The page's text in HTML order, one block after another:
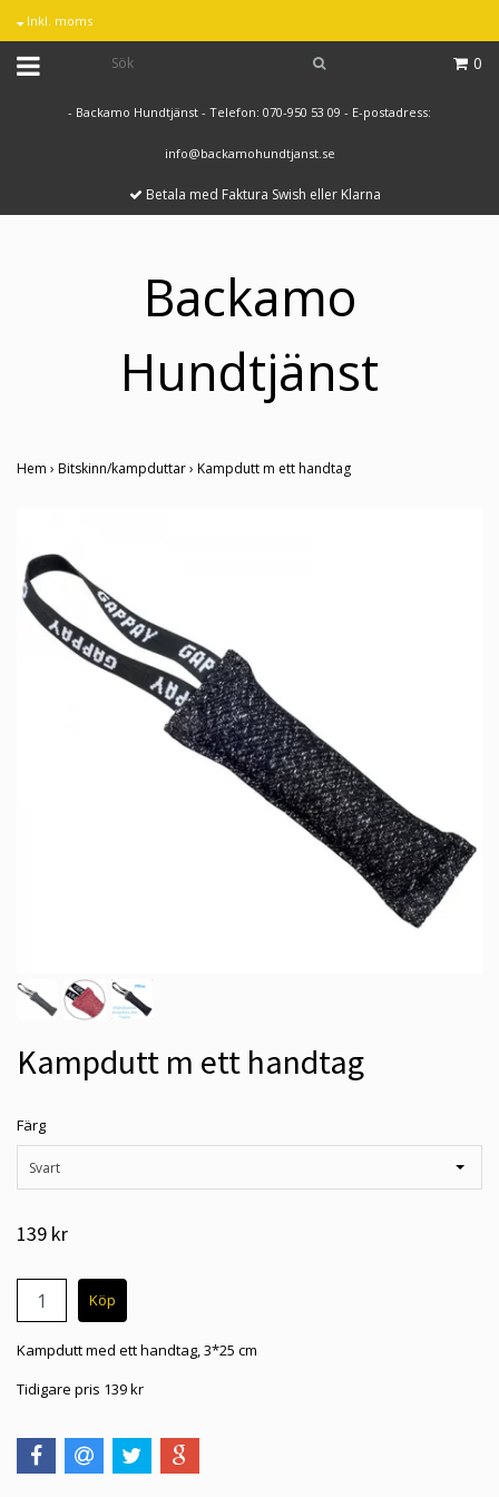
Inkl. moms
0
- Backamo Hundtjänst - Telefon: 070-950 53 09 - E-postadress:
info@backamohundtjanst.se
Betala med Faktura Swish eller Klarna
Backamo
Hundtjänst
Hem › Bitskinn/kampduttar› Kampdutt m ett handtag
Kampdutt m ett handtag
Färg
Svart
139 kr
Kampdutt med ett handtag, 3*25 cm
Tidigare pris 139 kr